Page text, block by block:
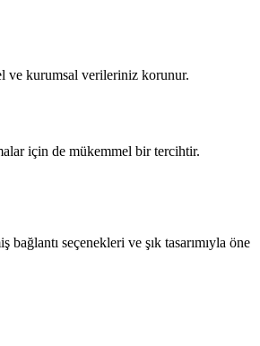
ve kurumsal verileriniz korunur.
için de mükemmel bir tercihtir.
seçenekleri ve şık tasarımıyla öne